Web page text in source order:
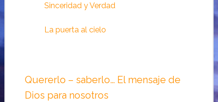
Sinceridad y Verdad
La puerta al cielo
Quererlo – saberlo… El mensaje de
Dios para nosotros